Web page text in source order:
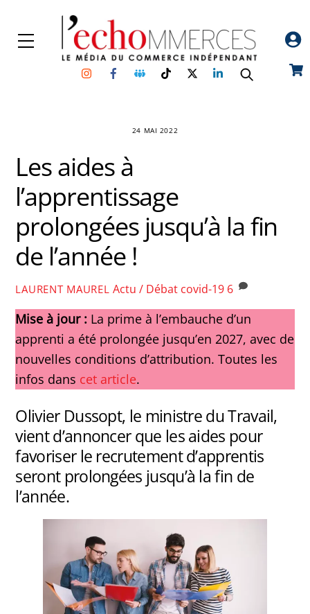
content
Menu
InstagramFacebookGroupe
Facebook
TikTokTwitterLinkedin
24 MAI 2022
Les aides à
l’apprentissage
prolongées jusqu’à la fin
de l’année !
LAURENT MAUREL Actu / Débat covid-19 6
Mise à jour : La prime à l’embauche d’un
apprenti a été prolongée jusqu’en 2027, avec de
nouvelles conditions d’attribution. Toutes les
infos dans cet article.
Olivier Dussopt, le ministre du Travail,
vient d’annoncer que les aides pour
favoriser le recrutement d’apprentis
seront prolongées jusqu’à la fin de
l’année.